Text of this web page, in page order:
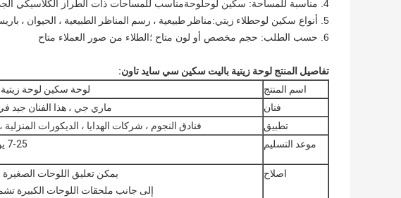
4. مناسبة للمساحة: سكين لوح
لوحةمناسب للمساحات ذات الطراز الكلاسيكي
5. أنواع سكين لوح
طلاء زيتي:مناظر طبيعية ، رسم المناظر الطبيعية ، الحيوان ،
6. حسب الطلب: حجم مخصص أو لون متاح ؛الطلاء من صور العملاء متاح
تفاصيل المنتج لوحة زيتية باليت سكين سي سايد تاون:
اسم المنتج
لوحة سكين لوحة
فنان
ماري جي ، هذا الفنان جيد
تطبيق
فنادق النجوم ، شركات الهدايا ، الديكورات المنزلية
موعد التسليم
7-25 يومًا ، يعتمد ذلك على كمية الطلب
اصلاح
يمكن تعليق اللوحات
إلى جانب ملحقات اللوحات الكبيرة